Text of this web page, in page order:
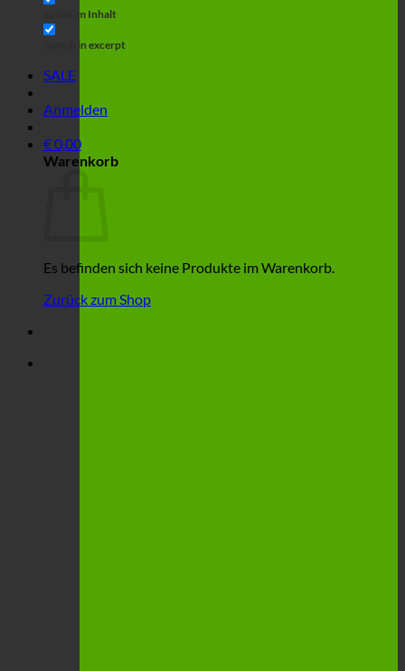
Suche im Inhalt
Search in excerpt
SALE
Anmelden
€0,00
Warenkorb
Es befinden sich keine Produkte im Warenkorb.
Zurück zum Shop